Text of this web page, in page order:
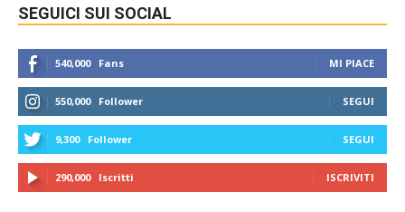
SEGUICI SUI SOCIAL
540,000 Fans MI PIACE
550,000 Follower SEGUI
9,300 Follower SEGUI
290,000 Iscritti ISCRIVITI